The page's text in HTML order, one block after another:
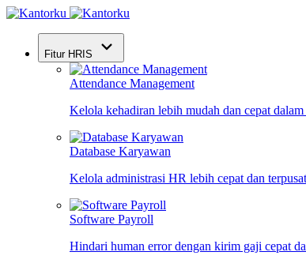
Fitur HRIS
Attendance Management
Kelola kehadiran lebih mudah dan cepat dalam
Database Karyawan
Kelola administrasi HR lebih cepat dan
Software Payroll
Hindari human error dengan kirim gaji cepat